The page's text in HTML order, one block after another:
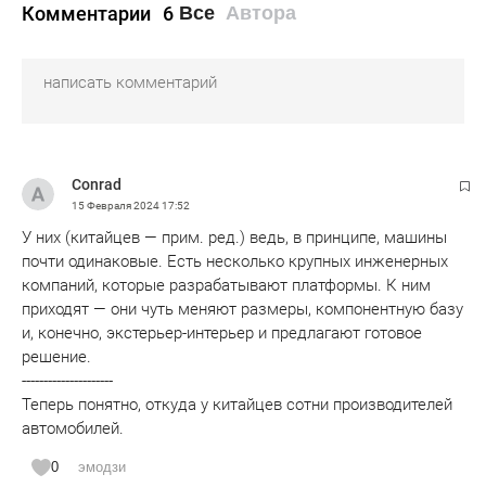
Комментарии 6 Все Автора
Conrad
15 Февраля 202417:52
У них (китайцев — прим. ред.) ведь, в принципе, машины
почти одинаковые. Есть несколько крупных инженерных
компаний, которые разрабатывают платформы. К ним
приходят — они чуть меняют размеры, компонентную базу
и, конечно, экстерьер-интерьер и предлагают готовое
решение.
---------------------
Теперь понятно, откуда у китайцев сотни производителей
автомобилей.
0 эмодзи